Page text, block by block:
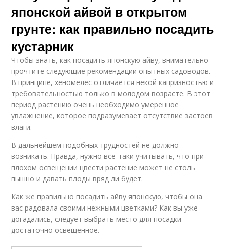
японской айвой в открытом
грунте: как правильно посадить
кустарник
Чтобы знать, как посадить японскую айву, внимательно
прочтите следующие рекомендации опытных садоводов.
В принципе, хеномелес отличается некой капризностью и
требовательностью только в молодом возрасте. В этот
период растению очень необходимо умеренное
увлажнение, которое подразумевает отсутствие застоев
влаги.
В дальнейшем подобных трудностей не должно
возникать. Правда, нужно все-таки учитывать, что при
плохом освещении цвести растение может не столь
пышно и давать плоды вряд ли будет.
Как же правильно посадить айву японскую, чтобы она
вас радовала своими нежными цветками? Как вы уже
догадались, следует выбрать место для посадки
достаточно освещенное.